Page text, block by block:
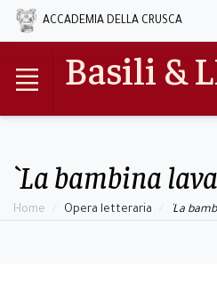
ACCADEMIA DELLA CRUSCA
Basili &
`La bambina
Home Opera letteraria `La